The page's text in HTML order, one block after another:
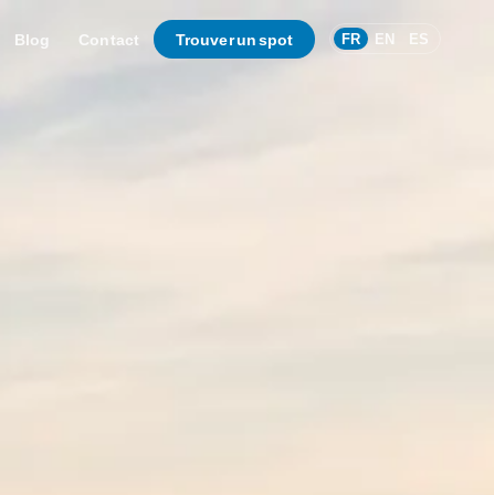
Blog Contact Trouver un spot FR EN ES